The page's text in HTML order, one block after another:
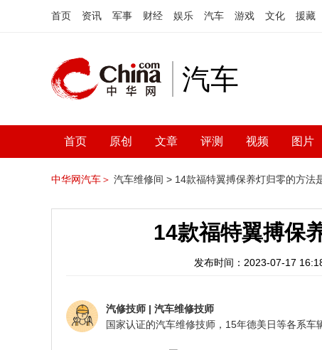
首页 资讯 军事 财经 娱乐 汽车 游戏 文化 援藏
汽车
首页 原创 文章 评测 视频 图片
中华网汽车＞ 汽车维修间 > 14款福特翼搏保养灯归零的方法
14款福特翼搏保
发布时间：2023-07-17
汽修技师 | 汽车维修技师